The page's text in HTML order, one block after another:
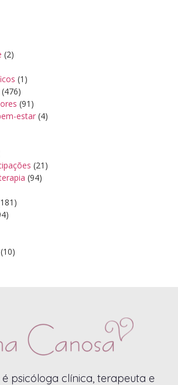
(2)
(1)
(476)
(91)
estar (4)
(21)
(94)
(10)
psicóloga clínica, terapeuta e